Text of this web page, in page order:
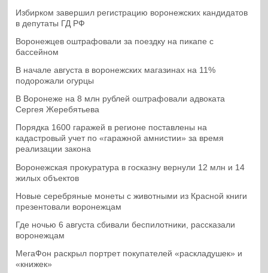
Избирком завершил регистрацию воронежских кандидатов
в депутаты ГД РФ
Воронежцев оштрафовали за поездку на пикапе с
бассейном
В начале августа в воронежских магазинах на 11%
подорожали огурцы
В Воронеже на 8 млн рублей оштрафовали адвоката
Сергея Жеребятьева
Порядка 1600 гаражей в регионе поставлены на
кадастровый учет по «гаражной амнистии» за время
реализации закона
Воронежская прокуратура в госказну вернули 12 млн и 14
жилых объектов
Новые серебряные монеты с животными из Красной книги
презентовали воронежцам
Где ночью 6 августа сбивали беспилотники, рассказали
воронежцам
МегаФон раскрыл портрет покупателей «раскладушек» и
«книжек»